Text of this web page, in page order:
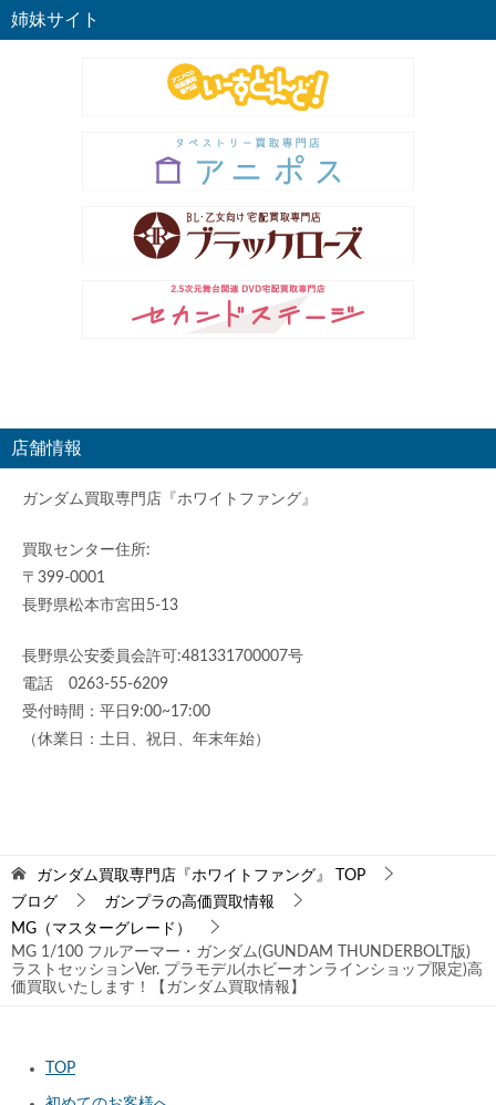
姉妹サイト
店舗情報
ガンダム買取専門店『ホワイトファング』
買取センター住所:
〒399-0001
長野県松本市宮田5-13
長野県公安委員会許可:481331700007号
電話 0263-55-6209
受付時間：平日9:00~17:00
（休業日：土日、祝日、年末年始）
ガンダム買取専門店『ホワイトファング』
TOP
ブログ
ガンプラの高価買取情報
MG（マスターグレード）
MG 1/100 フルアーマー・ガンダム(GUNDAM THUNDERBOLT版)
ラストセッションVer. プラモデル(ホビーオンラインショップ限定)高
価買取いたします！【ガンダム買取情報】
TOP